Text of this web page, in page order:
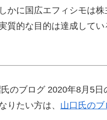
かに国広エフィシモは株
質的な目的は達成して
のブログ 2020年8月5日
りたい方は、 山口氏の